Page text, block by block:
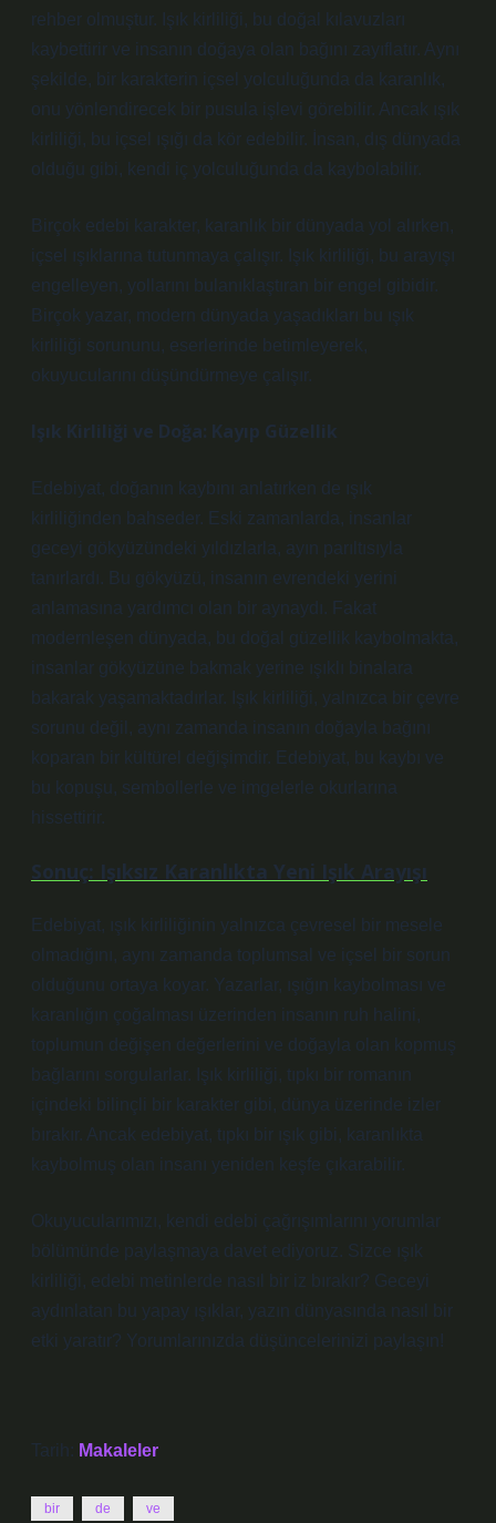
rehber olmuştur. Işık kirliliği, bu doğal kılavuzları
kaybettirir ve insanın doğaya olan bağını zayıflatır. Aynı
şekilde, bir karakterin içsel yolculuğunda da karanlık,
onu yönlendirecek bir pusula işlevi görebilir. Ancak ışık
kirliliği, bu içsel ışığı da kör edebilir. İnsan, dış dünyada
olduğu gibi, kendi iç yolculuğunda da kaybolabilir.
Birçok edebi karakter, karanlık bir dünyada yol alırken,
içsel ışıklarına tutunmaya çalışır. Işık kirliliği, bu arayışı
engelleyen, yollarını bulanıklaştıran bir engel gibidir.
Birçok yazar, modern dünyada yaşadıkları bu ışık
kirliliği sorununu, eserlerinde betimleyerek,
okuyucularını düşündürmeye çalışır.
Işık Kirliliği ve Doğa: Kayıp Güzellik
Edebiyat, doğanın kaybını anlatırken de ışık
kirliliğinden bahseder. Eski zamanlarda, insanlar
geceyi gökyüzündeki yıldızlarla, ayın parıltısıyla
tanırlardı. Bu gökyüzü, insanın evrendeki yerini
anlamasına yardımcı olan bir aynaydı. Fakat
modernleşen dünyada, bu doğal güzellik kaybolmakta,
insanlar gökyüzüne bakmak yerine ışıklı binalara
bakarak yaşamaktadırlar. Işık kirliliği, yalnızca bir çevre
sorunu değil, aynı zamanda insanın doğayla bağını
koparan bir kültürel değişimdir. Edebiyat, bu kaybı ve
bu kopuşu, sembollerle ve imgelerle okurlarına
hissettirir.
Sonuç: Işıksız Karanlıkta Yeni Işık Arayışı
Edebiyat, ışık kirliliğinin yalnızca çevresel bir mesele
olmadığını, aynı zamanda toplumsal ve içsel bir sorun
olduğunu ortaya koyar. Yazarlar, ışığın kaybolması ve
karanlığın çoğalması üzerinden insanın ruh halini,
toplumun değişen değerlerini ve doğayla olan kopmuş
bağlarını sorgularlar. Işık kirliliği, tıpkı bir romanın
içindeki bilinçli bir karakter gibi, dünya üzerinde izler
bırakır. Ancak edebiyat, tıpkı bir ışık gibi, karanlıkta
kaybolmuş olan insanı yeniden keşfe çıkarabilir.
Okuyucularımızı, kendi edebi çağrışımlarını yorumlar
bölümünde paylaşmaya davet ediyoruz. Sizce ışık
kirliliği, edebi metinlerde nasıl bir iz bırakır? Geceyi
aydınlatan bu yapay ışıklar, yazın dünyasında nasıl bir
etki yaratır? Yorumlarınızda düşüncelerinizi paylaşın!
Tarih: Makaleler
bir de ve